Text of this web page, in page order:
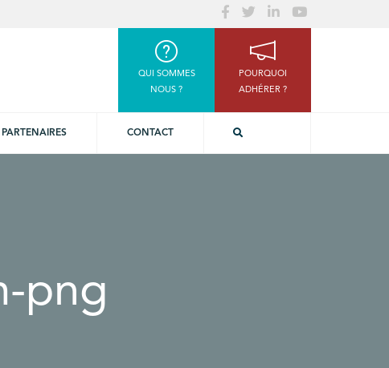
QUI SOMMES
NOUS ?
POURQUOI
ADHÉRER ?
PARTENAIRES CONTACT
png